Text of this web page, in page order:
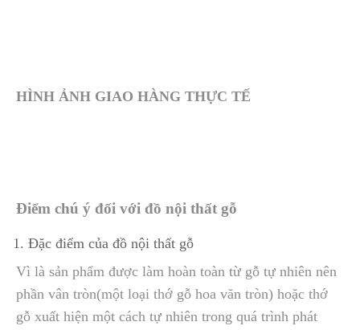
HÌNH ẢNH GIAO HÀNG THỰC TẾ
Điểm chú ý đối với đồ nội thất gỗ
Đặc điểm của đồ nội thất gỗ
Vì là sản phẩm được làm hoàn toàn từ gỗ tự nhiên nên
phần vân tròn(một loại thớ gỗ hoa văn tròn) hoặc thớ
gỗ xuất hiện một cách tự nhiên trong quá trình phát